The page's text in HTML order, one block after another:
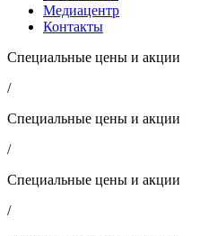
Медиацентр
Контакты
Специальные цены и акции
/
Специальные цены и акции
/
Специальные цены и акции
/